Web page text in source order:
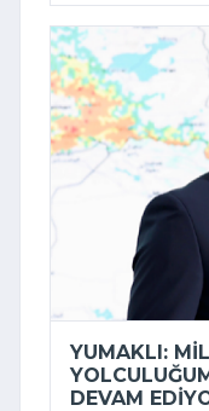
YUMAKLI:
DEVAM